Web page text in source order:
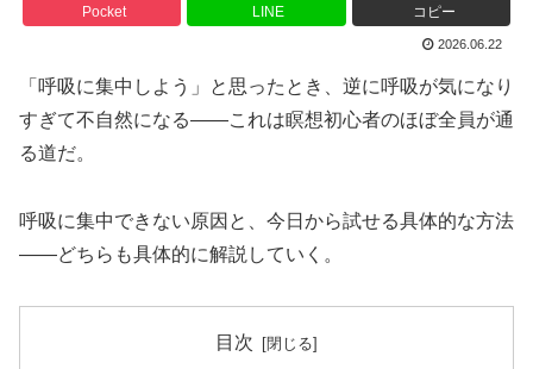
Pocket LINE コピー
2026.06.22
「呼吸に集中しよう」と思ったとき、逆に呼吸が気になり
すぎて不自然になる——これは瞑想初心者のほぼ全員が通
る道だ。
呼吸に集中できない原因と、今日から試せる具体的な方法
——どちらも具体的に解説していく。
目次